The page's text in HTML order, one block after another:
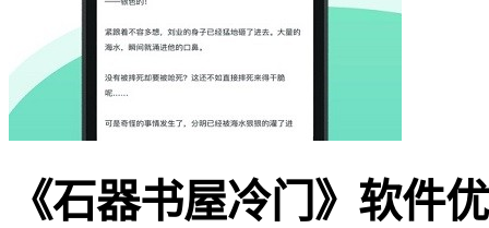
《石器书屋冷门》软件